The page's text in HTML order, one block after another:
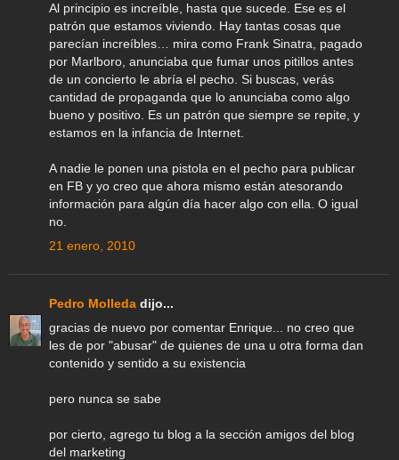
Al principio es increíble, hasta que sucede. Ese es el
patrón que estamos viviendo. Hay tantas cosas que
parecían increíbles… mira como Frank Sinatra, pagado
por Marlboro, anunciaba que fumar unos pitillos antes
de un concierto le abría el pecho. Si buscas, verás
cantidad de propaganda que lo anunciaba como algo
bueno y positivo. Es un patrón que siempre se repite, y
estamos en la infancia de Internet.
A nadie le ponen una pistola en el pecho para publicar
en FB y yo creo que ahora mismo están atesorando
información para algún día hacer algo con ella. O igual
no.
21 enero, 2010
Pedro Molleda dijo...
gracias de nuevo por comentar Enrique... no creo que
les de por "abusar" de quienes de una u otra forma dan
contenido y sentido a su existencia
pero nunca se sabe
por cierto, agrego tu blog a la sección amigos del blog
del marketing